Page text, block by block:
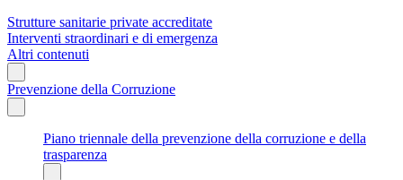
Strutture sanitarie private accreditate
Interventi straordinari e di emergenza
Altri contenuti
Prevenzione della Corruzione
Piano triennale della prevenzione della corruzione e della
trasparenza